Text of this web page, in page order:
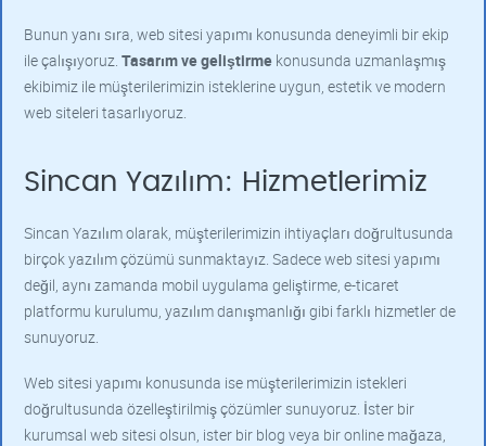
Bunun yanı sıra, web sitesi yapımı konusunda deneyimli bir ekip
ile çalışıyoruz. Tasarım ve geliştirme konusunda uzmanlaşmış
ekibimiz ile müşterilerimizin isteklerine uygun, estetik ve modern
web siteleri tasarlıyoruz.
Sincan Yazılım: Hizmetlerimiz
Sincan Yazılım olarak, müşterilerimizin ihtiyaçları doğrultusunda
birçok yazılım çözümü sunmaktayız. Sadece web sitesi yapımı
değil, aynı zamanda mobil uygulama geliştirme, e-ticaret
platformu kurulumu, yazılım danışmanlığı gibi farklı hizmetler de
sunuyoruz.
Web sitesi yapımı konusunda ise müşterilerimizin istekleri
doğrultusunda özelleştirilmiş çözümler sunuyoruz. İster bir
kurumsal web sitesi olsun, ister bir blog veya bir online mağaza,